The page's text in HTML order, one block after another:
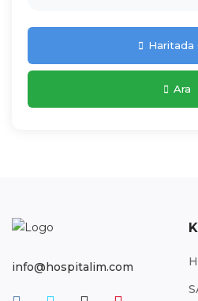
Haritada
Ara
info@hospitalim.com